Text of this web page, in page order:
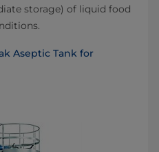
storage) of liquid food
Aseptic Tank for